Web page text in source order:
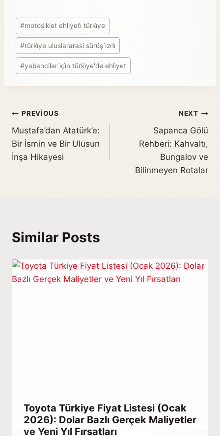
#motosi̇klet ehli̇yeti̇ türki̇ye
#türki̇ye uluslararasi sürüş i̇zni̇
#yabancilar i̇çi̇n türki̇ye'de ehli̇yet
PREVIOUS
Mustafa’dan Atatürk’e:
Bir İsmin ve Bir Ulusun
İnşa Hikayesi
NEXT
Sapanca Gölü
Rehberi: Kahvaltı,
Bungalov ve
Bilinmeyen Rotalar
Similar Posts
Toyota Türkiye Fiyat Listesi (Ocak
2026): Dolar Bazlı Gerçek Maliyetler
ve Yeni Yıl Fırsatları